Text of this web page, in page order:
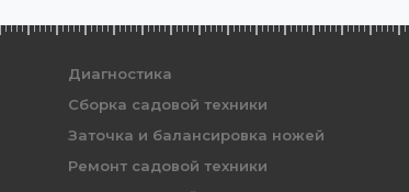
Диагностика
Сборка садовой техники
Заточка и балансировка ножей
Ремонт садовой техники